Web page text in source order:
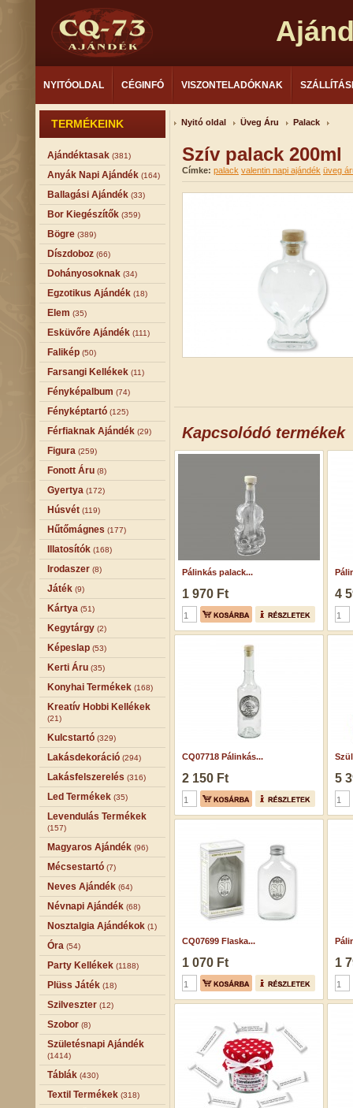
NYITÓOLDAL CÉGINFÓ VISZONTELADÓKNAK
TERMÉKEINK
Ajándéktasak (381)
Anyák Napi Ajándék (164)
Ballagási Ajándék (33)
Bor Kiegészítők (359)
Bögre (389)
Díszdoboz (66)
Dohányosoknak (34)
Egzotikus Ajándék (18)
Elem (35)
Esküvőre Ajándék (111)
Falikép (50)
Farsangi Kellékek (11)
Fényképalbum (74)
Fényképtartó (125)
Férfiaknak Ajándék (29)
Figura (259)
Fonott Áru (8)
Gyertya (172)
Húsvét (119)
Hűtőmágnes (177)
Illatosítók (168)
Irodaszer (8)
Játék (9)
Kártya (51)
Kegytárgy (2)
Képeslap (53)
Kerti Áru (35)
Konyhai Termékek (168)
Kreatív Hobbi Kellékek
(21)
Kulcstartó (329)
Lakásdekoráció (294)
Lakásfelszerelés (316)
Led Termékek (35)
Levendulás Termékek
(157)
Magyaros Ajándék (96)
Mécsestartó (7)
Neves Ajándék (64)
Névnapi Ajándék (68)
Nosztalgia Ajándékok (1)
Óra (54)
Party Kellékek (1188)
Plüss Játék (18)
Szilveszter (12)
Szobor (8)
Születésnapi Ajándék
(1414)
Táblák (430)
Textil Termékek (318)
Nyitó oldal Üveg Áru Palack
Szív palack 200ml
Címke: palack valentin napi ajándék üveg
Kapcsolódó termékek
Pálinkás palack...
1 970 Ft 4
CQ07718 Pálinkás...
2 150 Ft 5
CQ07699 Flaska...
1 070 Ft 1